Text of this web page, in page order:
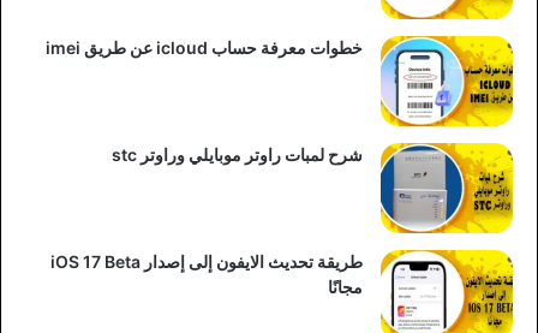
خطوات معرفة حساب icloud عن طريق imei
شرح لمبات راوتر موبايلي وراوتر stc
طريقة تحديث الايفون إلى إصدار iOS 17 Beta
مجانًا